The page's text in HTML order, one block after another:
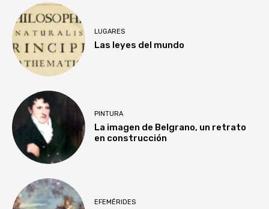
LUGARES
Las leyes del mundo
PINTURA
La imagen de Belgrano, un retrato
en construcción
EFEMÉRIDES